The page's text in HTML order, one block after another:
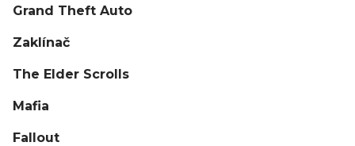
Grand Theft Auto
Zaklínač
The Elder Scrolls
Mafia
Fallout